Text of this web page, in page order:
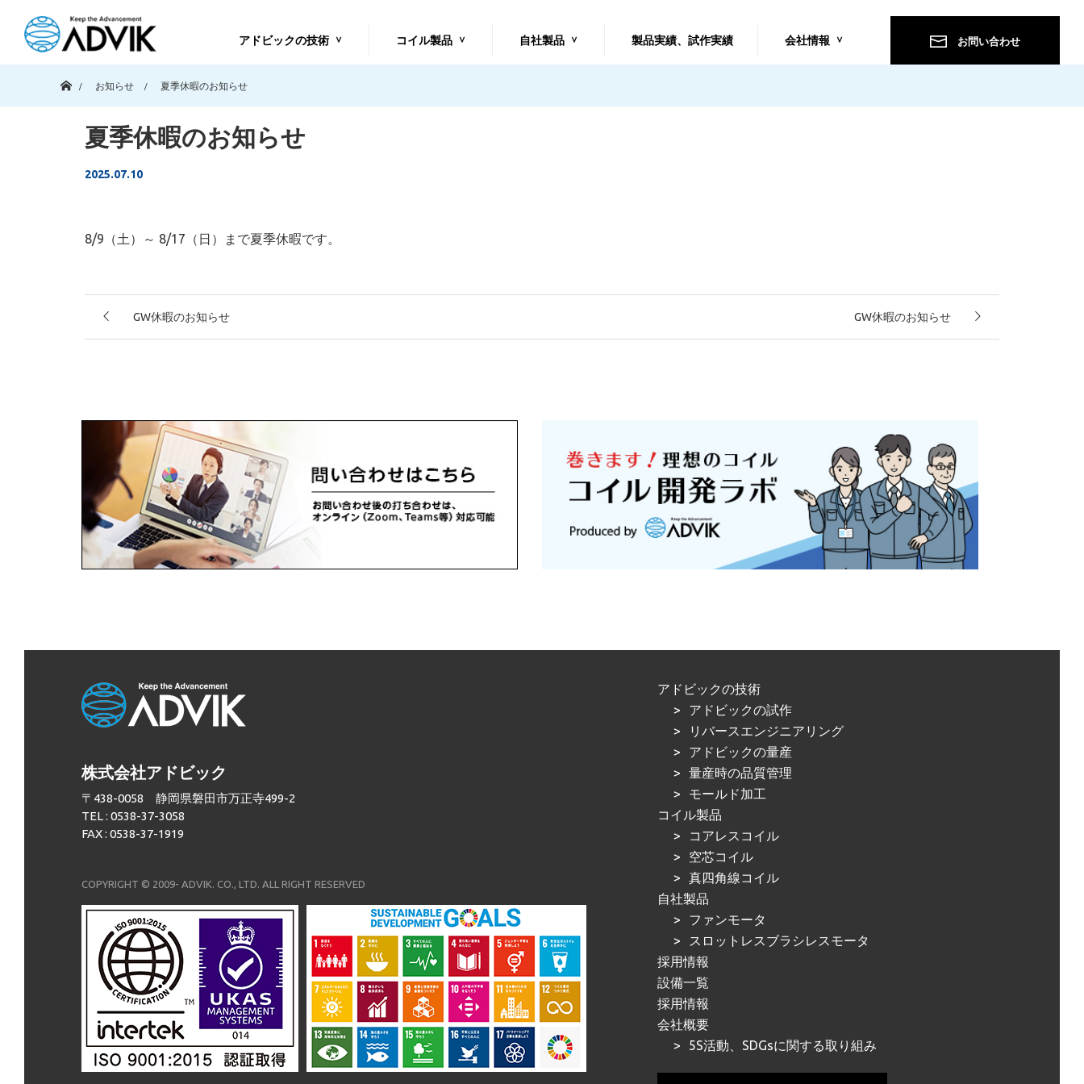
お問い合わせ
アドビックの技術 コイル製品 自社製品 製品実績、試作実績 会社情報
お知らせ
夏季休暇のお知らせ
夏季休暇のお知らせ
2025.07.10
8/9（土）～ 8/17（日）まで夏季休暇です。
GW休暇のお知らせ GW休暇のお知らせ
株式会社アドビック
〒438-0058 静岡県磐田市万正寺499-2
TEL : 0538-37-3058
FAX : 0538-37-1919
COPYRIGHT © 2009- ADVIK. CO., LTD. ALL RIGHT RESERVED
アドビックの技術
アドビックの試作
リバースエンジニアリング
アドビックの量産
量産時の品質管理
モールド加工
コイル製品
コアレスコイル
空芯コイル
真四角線コイル
自社製品
ファンモータ
スロットレスブラシレスモータ
採用情報
設備一覧
採用情報
会社概要
5S活動、SDGsに関する取り組み